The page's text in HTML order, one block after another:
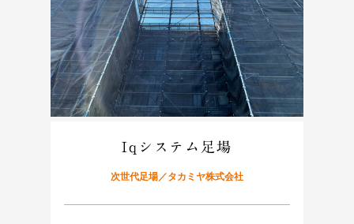
Iqシステム足場
次世代足場／タカミヤ株式会社